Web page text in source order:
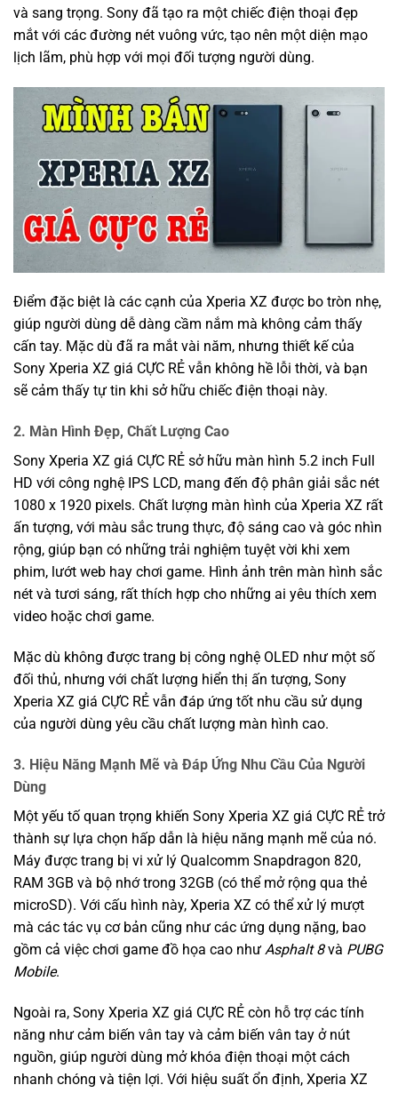
và sang trọng. Sony đã tạo ra một chiếc điện thoại đẹp
mắt với các đường nét vuông vức, tạo nên một diện mạo
lịch lãm, phù hợp với mọi đối tượng người dùng.
Điểm đặc biệt là các cạnh của Xperia XZ được bo tròn nhẹ,
giúp người dùng dễ dàng cầm nắm mà không cảm thấy
cấn tay. Mặc dù đã ra mắt vài năm, nhưng thiết kế của
Sony Xperia XZ giá CỰC RẺ vẫn không hề lỗi thời, và bạn
sẽ cảm thấy tự tin khi sở hữu chiếc điện thoại này.
2. Màn Hình Đẹp, Chất Lượng Cao
Sony Xperia XZ giá CỰC RẺ sở hữu màn hình 5.2 inch Full
HD với công nghệ IPS LCD, mang đến độ phân giải sắc nét
1080 x 1920 pixels. Chất lượng màn hình của Xperia XZ rất
ấn tượng, với màu sắc trung thực, độ sáng cao và góc nhìn
rộng, giúp bạn có những trải nghiệm tuyệt vời khi xem
phim, lướt web hay chơi game. Hình ảnh trên màn hình sắc
nét và tươi sáng, rất thích hợp cho những ai yêu thích xem
video hoặc chơi game.
Mặc dù không được trang bị công nghệ OLED như một số
đối thủ, nhưng với chất lượng hiển thị ấn tượng, Sony
Xperia XZ giá CỰC RẺ vẫn đáp ứng tốt nhu cầu sử dụng
của người dùng yêu cầu chất lượng màn hình cao.
3. Hiệu Năng Mạnh Mẽ và Đáp Ứng Nhu Cầu Của Người
Dùng
Một yếu tố quan trọng khiến Sony Xperia XZ giá CỰC RẺ trở
thành sự lựa chọn hấp dẫn là hiệu năng mạnh mẽ của nó.
Máy được trang bị vi xử lý Qualcomm Snapdragon 820,
RAM 3GB và bộ nhớ trong 32GB (có thể mở rộng qua thẻ
microSD). Với cấu hình này, Xperia XZ có thể xử lý mượt
mà các tác vụ cơ bản cũng như các ứng dụng nặng, bao
gồm cả việc chơi game đồ họa cao như Asphalt 8và PUBG
Mobile.
Ngoài ra, Sony Xperia XZ giá CỰC RẺ còn hỗ trợ các tính
năng như cảm biến vân tay và cảm biến vân tay ở nút
nguồn, giúp người dùng mở khóa điện thoại một cách
nhanh chóng và tiện lợi. Với hiệu suất ổn định, Xperia XZ